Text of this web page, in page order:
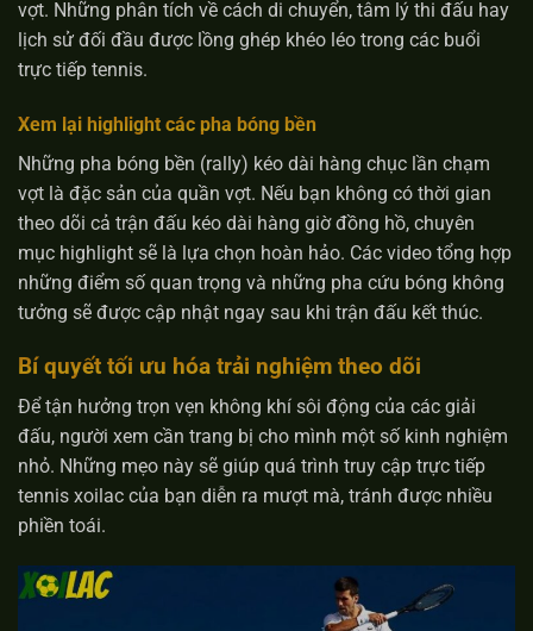
vợt. Những phân tích về cách di chuyển, tâm lý thi đấu hay
lịch sử đối đầu được lồng ghép khéo léo trong các buổi
trực tiếp tennis.
Xem lại highlight các pha bóng bền
Những pha bóng bền (rally) kéo dài hàng chục lần chạm
vợt là đặc sản của quần vợt. Nếu bạn không có thời gian
theo dõi cả trận đấu kéo dài hàng giờ đồng hồ, chuyên
mục highlight sẽ là lựa chọn hoàn hảo. Các video tổng hợp
những điểm số quan trọng và những pha cứu bóng không
tưởng sẽ được cập nhật ngay sau khi trận đấu kết thúc.
Bí quyết tối ưu hóa trải nghiệm theo dõi
Để tận hưởng trọn vẹn không khí sôi động của các giải
đấu, người xem cần trang bị cho mình một số kinh nghiệm
nhỏ. Những mẹo này sẽ giúp quá trình truy cập trực tiếp
tennis xoilac của bạn diễn ra mượt mà, tránh được nhiều
phiền toái.